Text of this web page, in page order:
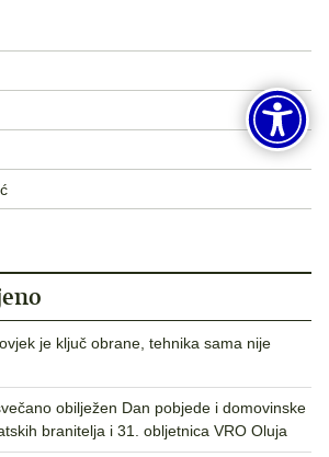
je ključ obrane, tehnika sama nije
obilježen Dan pobjede i domovinske
branitelja i 31. obljetnica VRO Oluja